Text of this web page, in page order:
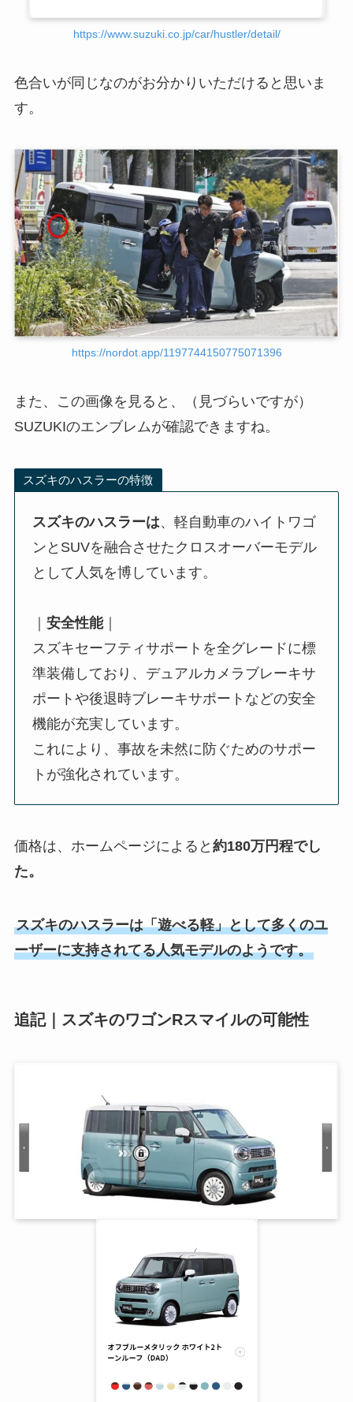
https://www.suzuki.co.jp/car/hustler/detail/
色合いが同じなのがお分かりいただけると思いま
す。
https://nordot.app/1197744150775071396
また、この画像を見ると、（見づらいですが）
SUZUKIのエンブレムが確認できますね。
スズキのハスラーの特徴
スズキのハスラーは、軽自動車のハイトワゴ
ンとSUVを融合させたクロスオーバーモデル
として人気を博しています。
｜安全性能｜
スズキセーフティサポートを全グレードに標
準装備しており、デュアルカメラブレーキサ
ポートや後退時ブレーキサポートなどの安全
機能が充実しています。
これにより、事故を未然に防ぐためのサポー
トが強化されています。
価格は、ホームページによると 約180万円程でし
た。
スズキのハスラーは「遊べる軽」として多くのユ
ーザーに支持されてる人気モデルのようです。
追記｜スズキのワゴンRスマイルの可能性